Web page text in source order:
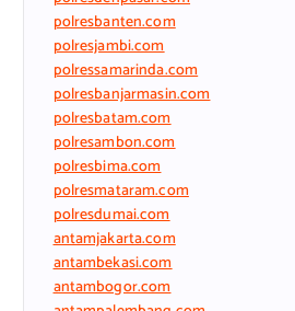
polresbanten.com
polresjambi.com
polressamarinda.com
polresbanjarmasin.com
polresbatam.com
polresambon.com
polresbima.com
polresmataram.com
polresdumai.com
antamjakarta.com
antambekasi.com
antambogor.com